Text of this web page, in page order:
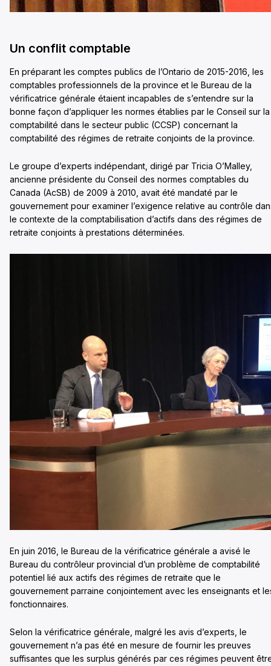
Un conflit comptable
En préparant les comptes publics de l’Ontario de 2015-2016, les
comptables professionnels de la province et le Bureau de la
vérificatrice générale étaient incapables de s’entendre sur la
bonne façon d’appliquer les normes établies par le Conseil sur la
comptabilité dans le secteur public (CCSP) concernant la
comptabilité des régimes de retraite conjoints de la province.
Le groupe d’experts indépendant, dirigé par Tricia O’Malley,
ancienne présidente du Conseil des normes comptables du
Canada (AcSB) de 2009 à 2010, avait été mandaté par le
gouvernement pour examiner l’exigence relative au contrôle
le contexte de la comptabilisation d’actifs dans des régimes de
retraite conjoints à prestations déterminées.
En juin 2016, le Bureau de la vérificatrice générale a avisé le
Bureau du contrôleur provincial d’un problème de comptabilité
potentiel lié aux actifs des régimes de retraite que le
gouvernement parraine conjointement avec les enseignants et
fonctionnaires.
Selon la vérificatrice générale, malgré les avis d’experts, le
gouvernement n’a pas été en mesure de fournir les preuves
suffisantes que les surplus générés par ces régimes peuvent